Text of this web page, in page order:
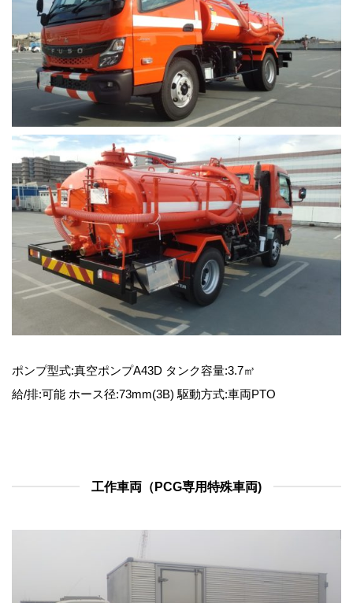
ポンプ型式:真空ポンプA43D タンク容量:3.7㎥
給/排:可能 ホース径:73mm(3B) 駆動方式:車両PTO
工作車両（PCG専用特殊車両)